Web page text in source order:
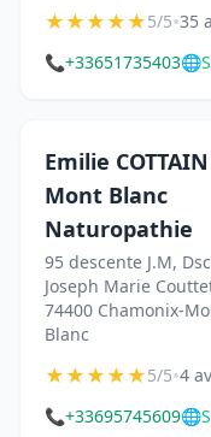
★★★★★5/5•35
📞+33651735403🌐
Emilie
Mont Blanc
Naturopathie
95 descente J.M, Dsc
Joseph Marie
74400 Chamonix-
Blanc
★★★★★5/5•4
📞+33695745609🌐